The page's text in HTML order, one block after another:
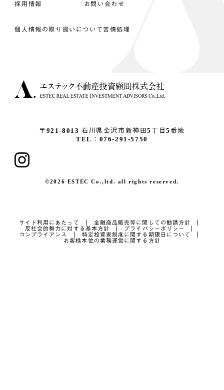
〒921-8013 石川県金沢市新神田5丁目5番地
TEL：076-291-5750
©2026 ESTEC Co.,ltd. all rights reserved.
採用情報 お問い合わせ
個人情報の取り扱いについて苦情処理
サイト利用にあたって
金融商品販売等に関しての勧誘方針
反社会的勢力に対する基本方針
プライバシーポリシー
コンプライアンス
特定投資家制度に関する期限日について
お客様本位の業務運営に関する方針